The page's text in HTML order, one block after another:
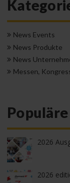
News Events
News Produkte
News
Messen,
2026
2026